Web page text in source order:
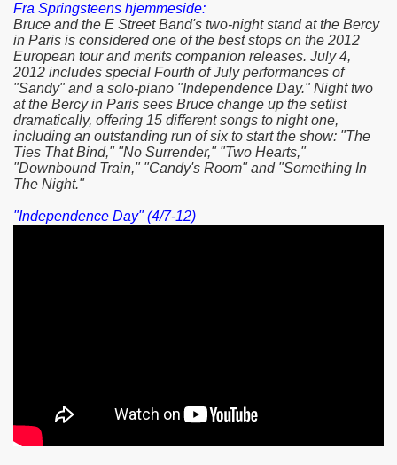
Fra Springsteens hjemmeside:
Bruce and the E Street Band's two-night stand at the Bercy
in Paris is considered one of the best stops on the 2012
European tour and merits companion releases. July 4,
2012 includes special Fourth of July performances of
"Sandy" and a solo-piano "Independence Day." Night two
at the Bercy in Paris sees Bruce change up the setlist
dramatically, offering 15 different songs to night one,
including an outstanding run of six to start the show: "The
Ties That Bind," "No Surrender," "Two Hearts,"
"Downbound Train," "Candy's Room" and "Something In
The Night."
"Independence Day" (4/7-12)